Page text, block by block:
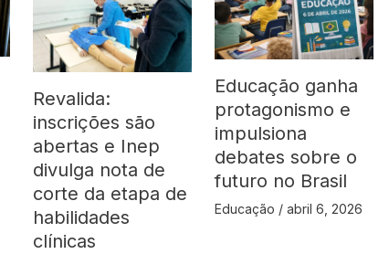
Revalida:
inscrições são
abertas e Inep
divulga nota de
corte da etapa de
habilidades
clínicas
Educação ganha
protagonismo e
impulsiona
debates sobre o
futuro no Brasil
Educação /abril 6, 2026